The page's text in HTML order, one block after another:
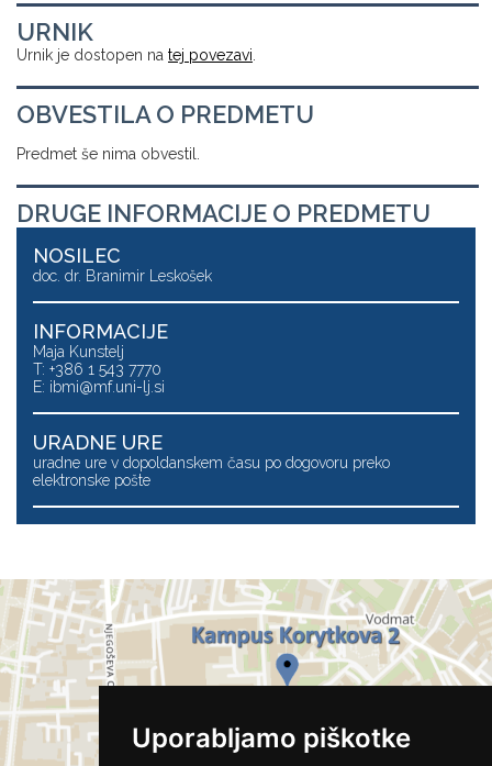
Uporabljamo piškotke
URNIK
Urnik je dostopen na tej povezavi
OBVESTILA O PREDMETU
Predmet še nima obvestil.
DRUGE INFORMACIJE O PREDMETU
NOSILEC
doc. dr. Branimir Leskošek
INFORMACIJE
Maja Kunstelj
T: +386 1 543 7770
E: ibmi@mf.uni-lj.si
URADNE URE
uradne ure v dopoldanskem času po dogovoru preko
elektronske pošte